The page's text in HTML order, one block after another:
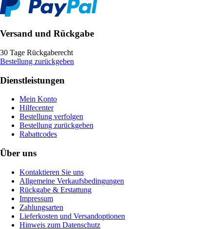
Versand und Rückgabe
30 Tage Rückgaberecht
Bestellung zurückgeben
Dienstleistungen
Mein Konto
Hilfecenter
Bestellung verfolgen
Bestellung zurückgeben
Rabattcodes
Über uns
Kontaktieren Sie uns
Allgemeine Verkaufsbedingungen
Rückgabe & Erstattung
Impressum
Zahlungsarten
Lieferkosten und Versandoptionen
Hinweis zum Datenschutz